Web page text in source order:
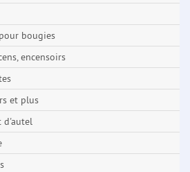
bougies
encensoirs
et plus
d'autel